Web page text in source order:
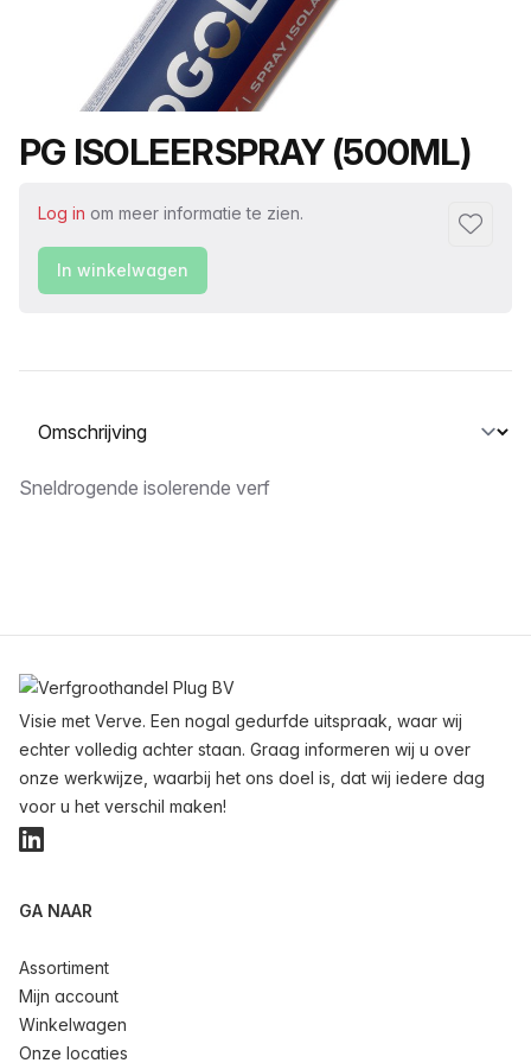
Productnaam
PG ISOLEERSPRAY (500ML)
Log in om meer informatie te zien.
In winkelwagen
Selecteer een tabblad
Omschrijving
Sneldrogende isolerende verf
Visie met Verve. Een nogal gedurfde uitspraak, waar wij
echter volledig achter staan. Graag informeren wij u over
onze werkwijze, waarbij het ons doel is, dat wij iedere dag
voor u het verschil maken!
LinkedIn
GA NAAR
Assortiment
Mijn account
Winkelwagen
Onze locaties